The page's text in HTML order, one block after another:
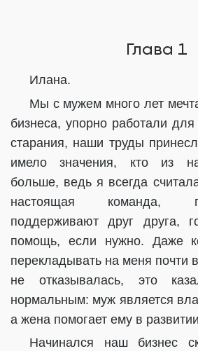
Глава 1
Илана.
Мы с мужем много лет
бизнеса, упорно работали
старания, наши труды
имело значения, кто из
больше, ведь я всегда
настоящая команда,
поддерживают друг друга,
помощь, если нужно. Даже
перекладывать на меня почти
не отказывалась, это
нормальным: муж является
а жена помогает ему в
Начинался наш бизнес